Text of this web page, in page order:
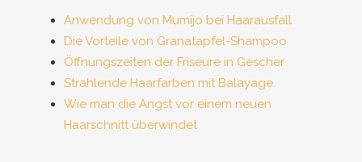
Anwendung von Mumijo bei Haarausfall
Die Vorteile von Granatapfel-Shampoo
Öffnungszeiten der Friseure in Gescher
Strahlende Haarfarben mit Balayage
Wie man die Angst vor einem neuen
Haarschnitt überwindet